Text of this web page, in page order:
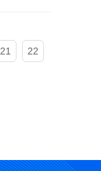
21
22